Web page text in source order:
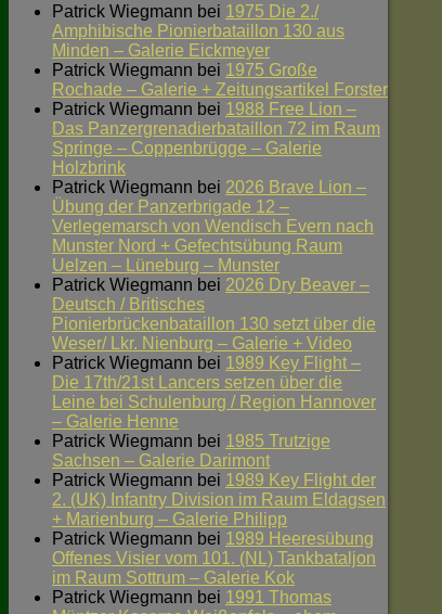
Patrick Wiegmann bei 1975 Die 2./
Amphibische Pionierbataillon 130 aus
Minden – Galerie Eickmeyer
Patrick Wiegmann bei 1975 Große
Rochade – Galerie + Zeitungsartikel Forster
Patrick Wiegmann bei 1988 Free Lion –
Das Panzergrenadierbataillon 72 im Raum
Springe – Coppenbrügge – Galerie
Holzbrink
Patrick Wiegmann bei 2026 Brave Lion –
Übung der Panzerbrigade 12 –
Verlegemarsch von Wendisch Evern nach
Munster Nord + Gefechtsübung Raum
Uelzen – Lüneburg – Munster
Patrick Wiegmann bei 2026 Dry Beaver –
Deutsch / Britisches
Pionierbrückenbataillon 130 setzt über die
Weser/ Lkr. Nienburg – Galerie + Video
Patrick Wiegmann bei 1989 Key Flight –
Die 17th/21st Lancers setzen über die
Leine bei Schulenburg / Region Hannover
– Galerie Henne
Patrick Wiegmann bei 1985 Trutzige
Sachsen – Galerie Darimont
Patrick Wiegmann bei 1989 Key Flight der
2. (UK) Infantry Division im Raum Eldagsen
+ Marienburg – Galerie Philipp
Patrick Wiegmann bei 1989 Heeresübung
Offenes Visier vom 101. (NL) Tankbataljon
im Raum Sottrum – Galerie Kok
Patrick Wiegmann bei 1991 Thomas